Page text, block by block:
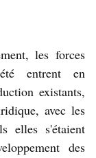
les forces
entrent en
existants,
avec les
elles s'étaient
des